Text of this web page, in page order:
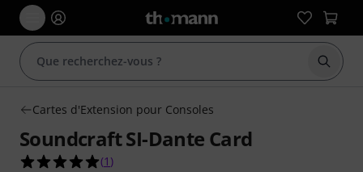
Cartes d'Extension pour Consoles
Soundcraft SI-Dante Card
5.0 étoiles sur 5 d'après 1 évaluations clients
(1 )